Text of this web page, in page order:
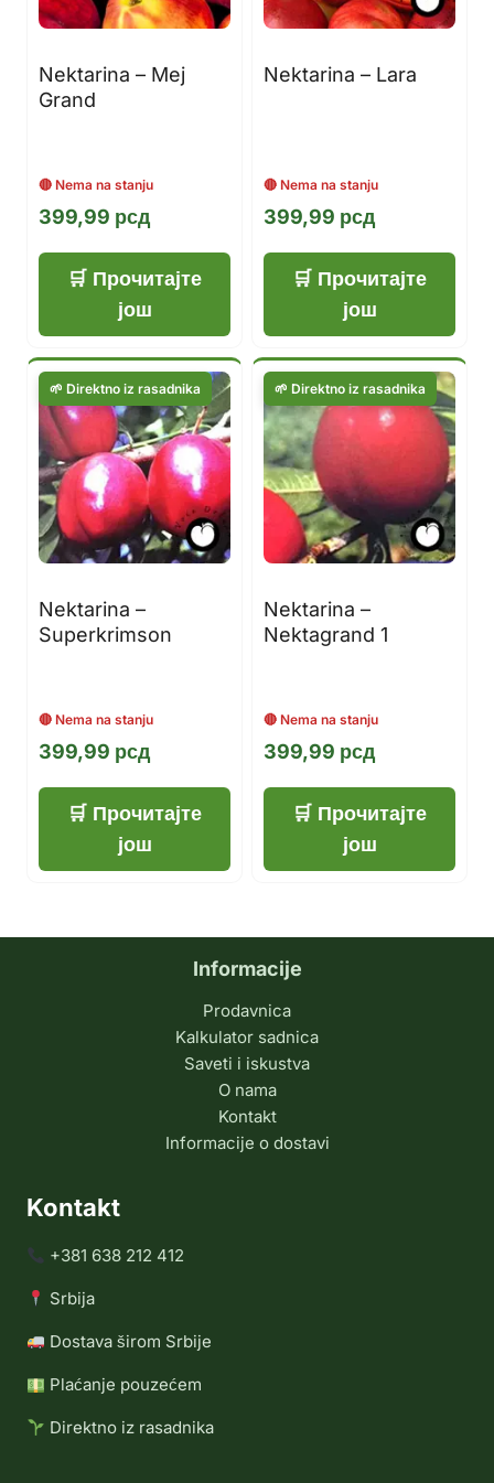
Nektarina – Mej
Grand
399,99 рсд
Прочитајте
још
Nektarina – Lara
399,99 рсд
Прочитајте
још
Nektarina –
Superkrimson
399,99 рсд
Прочитајте
још
Nektarina –
Nektagrand 1
399,99 рсд
Прочитајте
још
Informacije
Prodavnica
Kalkulator sadnica
Saveti i iskustva
O nama
Kontakt
Informacije o dostavi
Kontakt
+381 638 212 412
Srbija
Dostava širom Srbije
Plaćanje pouzećem
Direktno iz rasadnika